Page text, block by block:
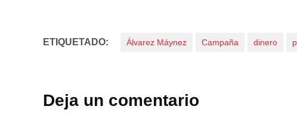
ETIQUETADO: Álvarez Máynez Campaña dinero
Deja un comentario